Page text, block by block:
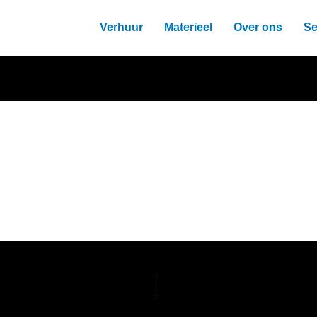
Verhuur Materieel Over ons